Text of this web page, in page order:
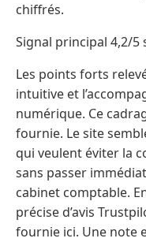
chiffrés.
Signal principal 4,2/
Les points forts
intuitive et
numérique. Ce
fournie. Le site
qui veulent éviter la
sans passer
cabinet comptable.
précise d’avis
fournie ici. Une note